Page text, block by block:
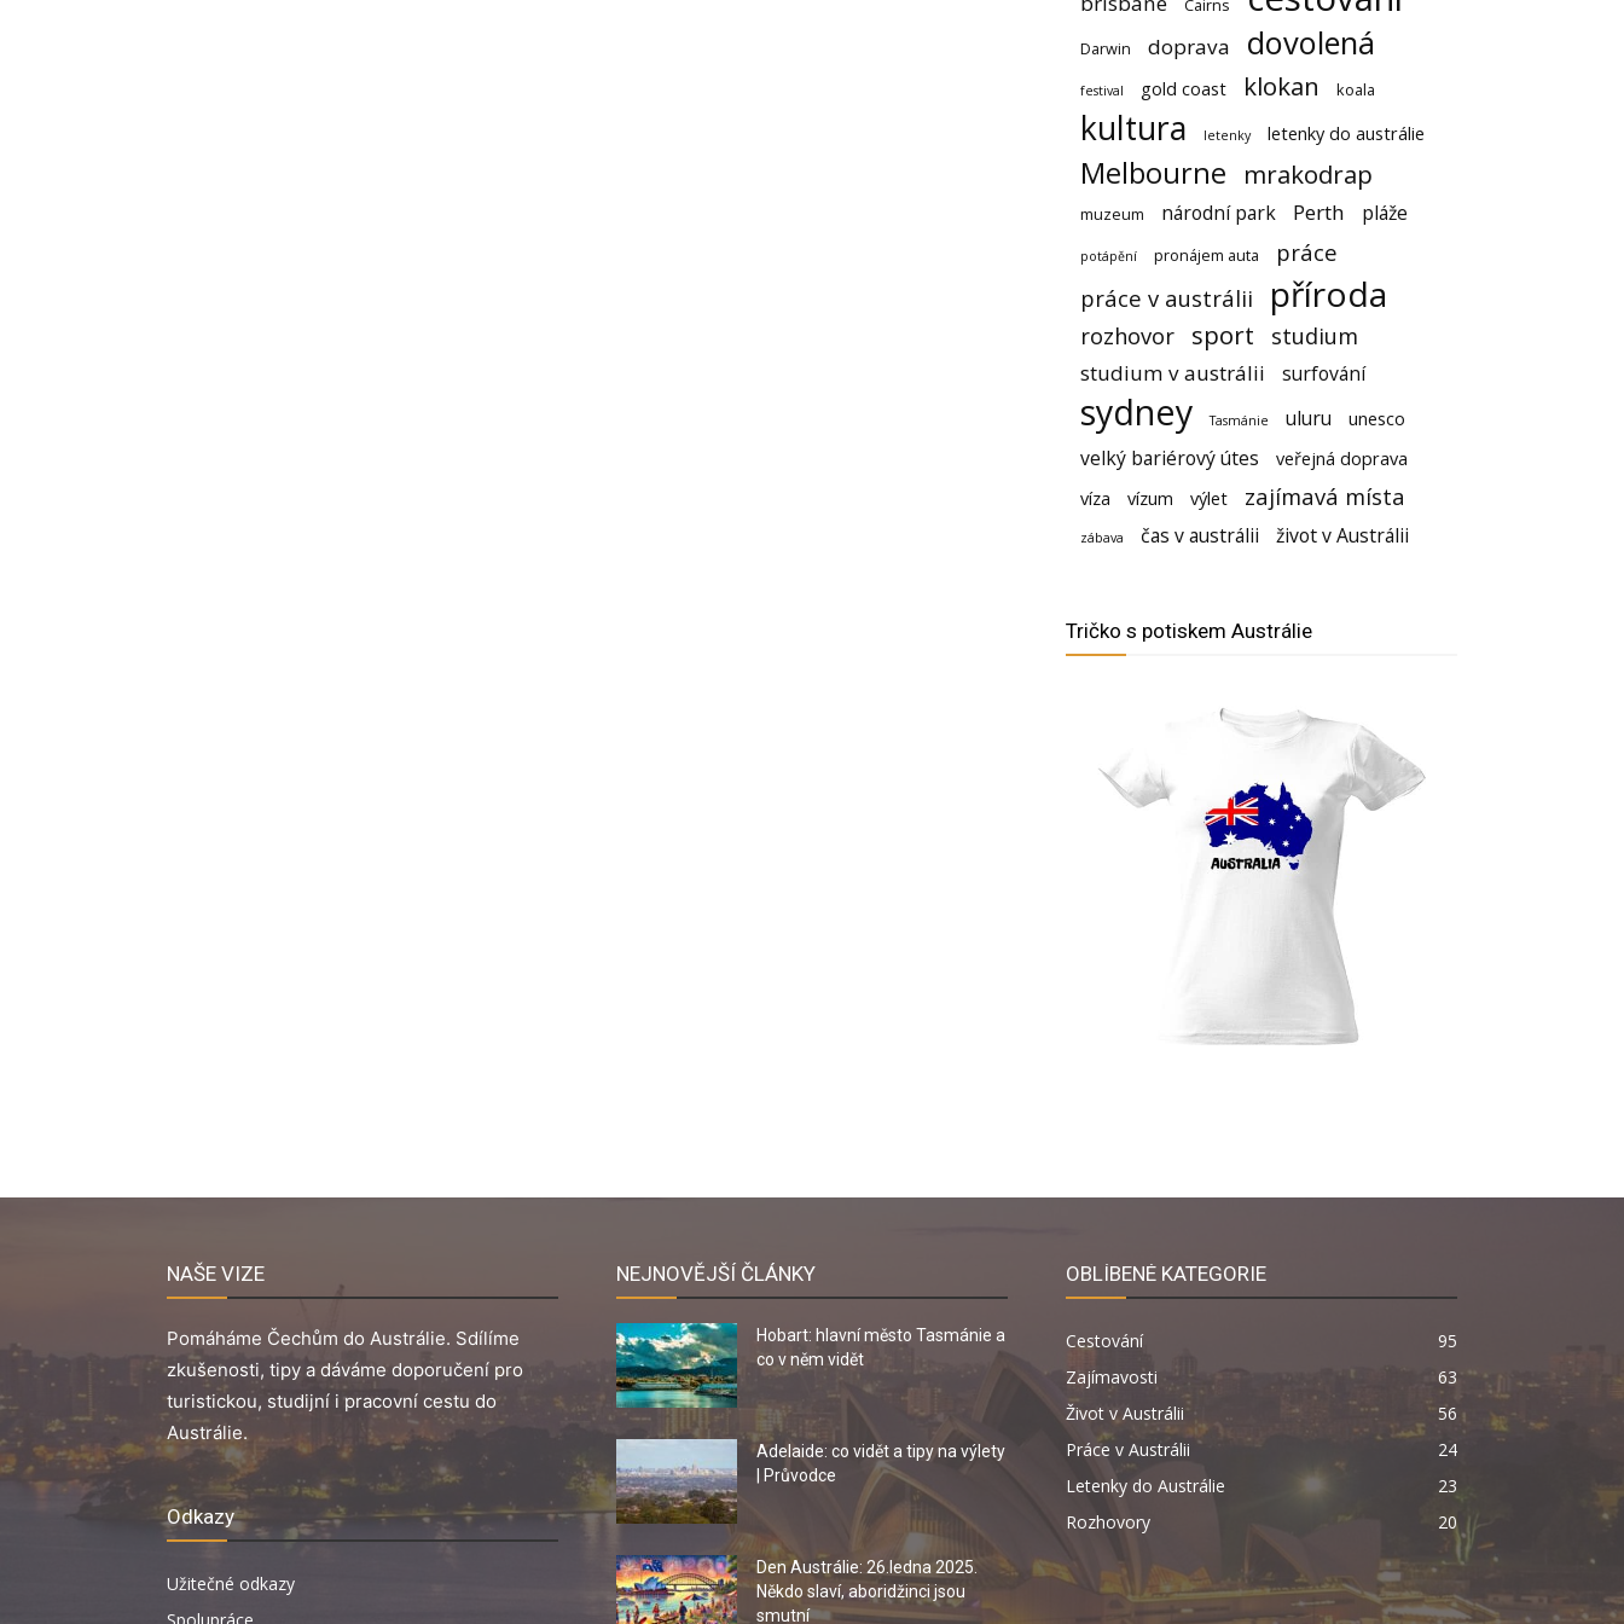
Cairns
Darwin doprava dovolená
festival gold coast klokan koala
kultura letenky letenky do austrálie
Melbourne mrakodrap
muzeum národní park Perth pláže
potápění pronájem auta
práce
práce v austrálii
příroda
rozhovor sport studium
studium v austrálii surfování
sydney Tasmánie uluru unesco
velký bariérový útes
veřejná doprava
víza
vízum výlet zajímavá místa
zábava čas v austrálii život v Austrálii
Tričko s potiskem Austrálie
NAŠE VIZE
Pomáháme Čechům do Austrálie. Sdílíme
zkušenosti, tipy a dáváme doporučení pro
turistickou, studijní i pracovní cestu do
Austrálie.
Odkazy
Užitečné odkazy
NEJNOVĚJŠÍ ČLÁNKY
Hobart: hlavní město Tasmánie a
co v něm vidět
Adelaide: co vidět a tipy na výlety
| Průvodce
Den Austrálie: 26.ledna 2025.
Někdo slaví, aboridžinci jsou
smutní
OBLÍBENÉ KATEGORIE
Cestování
95
Zajímavosti
63
Život v Austrálii
56
Práce v Austrálii
24
Letenky do Austrálie
23
Rozhovory
20